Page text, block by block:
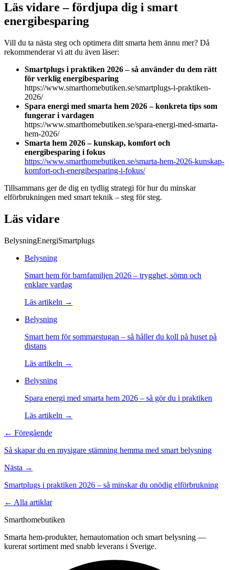
Läs vidare – fördjupa dig i smart
energibesparing
Vill du ta nästa steg och optimera ditt smarta hem ännu mer? Då
rekommenderar vi att du även läser:
Smartplugs i praktiken 2026 – så använder du dem rätt
för verklig energibesparing
https://www.smarthomebutiken.se/smartplugs-i-praktiken-
2026/
Spara energi med smarta hem 2026 – konkreta tips som
fungerar i vardagen
https://www.smarthomebutiken.se/spara-energi-med-smarta-
hem-2026/
Smarta hem 2026 – kunskap, komfort och
energibesparing i fokus
https://www.smarthomebutiken.se/smarta-hem-2026-kunskap-
komfort-och-energibesparing-i-fokus/
Tillsammans ger de dig en tydlig strategi för hur du minskar
elförbrukningen med smart teknik – steg för steg.
Läs vidare
BelysningEnergiSmartplugs
Belysning
Smart hem för barnfamiljen 2026 – trygghet, sömn och
enklare vardag
Läs artikeln →
Belysning
Smart hem för sommarstugan – så håller du koll på huset på
distans
Läs artikeln →
Belysning
Spara energi med smarta hem 2026 – så gör du i praktiken
Läs artikeln →
← Föregående
Så skapar du en mysigare stämning hemma med smart belysning
Nästa →
Smartplugs i praktiken 2026 – så minskar du onödig elförbrukning
← Alla artiklar
Smarthomebutiken
Smarta hem-produkter, hemautomation och smart belysning —
kurerat sortiment med snabb leverans i Sverige.